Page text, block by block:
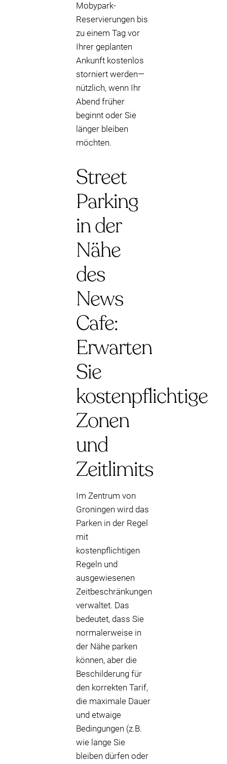
Mobypark-
Reservierungen bis
zu einem Tag vor
Ihrer geplanten
Ankunft kostenlos
storniert werden—
nützlich, wenn Ihr
Abend früher
beginnt oder Sie
länger bleiben
möchten.
Street
Parking
in der
Nähe
des
News
Cafe:
Erwarten
Sie
kostenpflichtige
Zonen
und
Zeitlimits
Im Zentrum von
Groningen wird das
Parken in der Regel
mit
kostenpflichtigen
Regeln und
ausgewiesenen
Zeitbeschränkungen
verwaltet. Das
bedeutet, dass Sie
normalerweise in
der Nähe parken
können, aber die
Beschilderung für
den korrekten Tarif,
die maximale Dauer
und etwaige
Bedingungen (z.B.
wie lange Sie
bleiben dürfen oder